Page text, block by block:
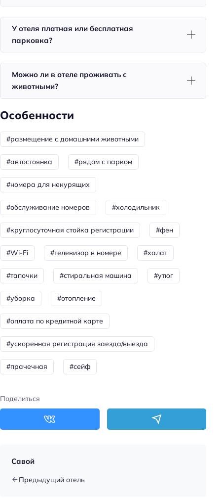
Красота и здоровье
Душ
Пляжные полотенца
Бизнес-услуги
Бизнес-центр
Оснащение бизнес-центра: ксерокопирование
Общая информация
Отопление
Круглосуточная регистрация
Номеров: 59
Способ оплаты: наличными
Цена номера (ночь): 1800–4200 ₽/ночь
Доступность
Пандус
Доступность входа на инвалидной коляске:
доступно
Удобства для людей с ограниченными
возможностями здоровья
Парковка для людей с инвалидностью
Парковка
Бесплатная
Главное
Wi-fi
У отеля платная или бесплатная
парковка?
Можно ли в отеле проживать с
животными?
Особенности
#размещение с домашними животными
#автостоянка #рядом с парком
#номера для некурящих
#обслуживание номеров #холодильник
#круглосуточная стойка регистрации #фен
#Wi-Fi #телевизор в номере #халат
#тапочки #стиральная машина #утюг
#уборка #отопление
#оплата по кредитной карте
#ускоренная регистрация заезда/выезда
#прачечная #сейф
Поделиться
Савой
Предыдущий отель